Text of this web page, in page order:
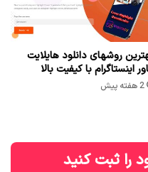
روشهای دانلود هایلایت
اینستاگرام با کیفیت بالا
2 هفته پیش
را ثبت کنید